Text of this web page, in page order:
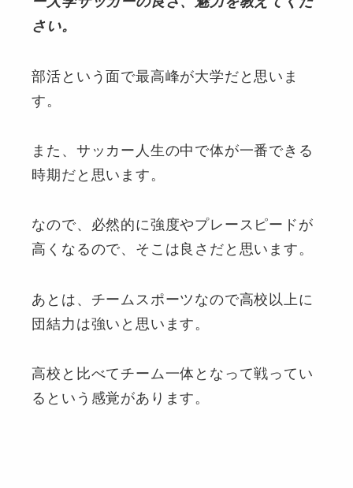
さい。
部活という面で最高峰が大学だと思いま
す。
また、サッカー人生の中で体が一番できる
時期だと思います。
なので、必然的に強度やプレースピードが
高くなるので、そこは良さだと思います。
あとは、チームスポーツなので高校以上に
団結力は強いと思います。
高校と比べてチーム一体となって戦ってい
るという感覚があります。